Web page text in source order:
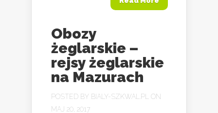
Obozy
żeglarskie –
rejsy żeglarskie
na Mazurach
POSTED BY BIALY-SZKWAL.PL
ON
MAJ 20, 2017